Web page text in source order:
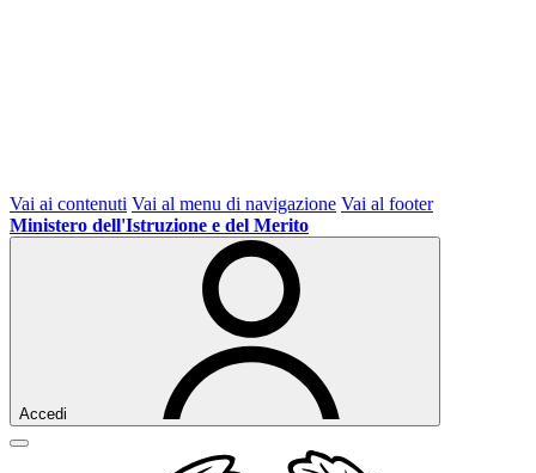
Vai ai contenuti Vai al menu di navigazione Vai al footer
Ministero dell'Istruzione e del Merito
Accedi